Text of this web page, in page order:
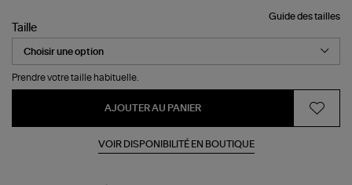
Guide des tailles
Taille
Prendre votre taille habituelle.
AJOUTER AU PANIER
VOIR DISPONIBILITÉ EN BOUTIQUE